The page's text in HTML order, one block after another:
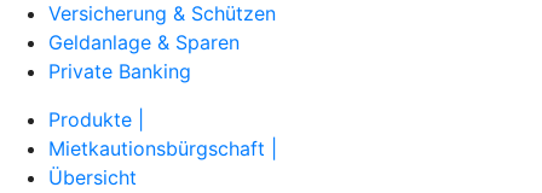
Versicherung & Schützen
Geldanlage & Sparen
Private Banking
Produkte |
Mietkautionsbürgschaft |
Übersicht